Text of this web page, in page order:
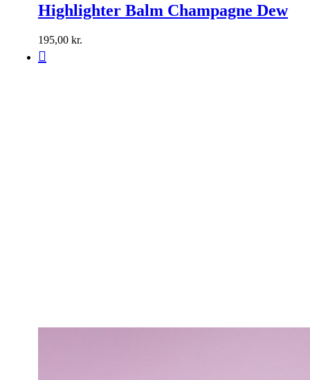
Highlighter Balm Champagne Dew
195,00 kr.